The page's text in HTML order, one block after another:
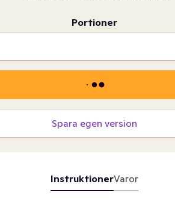
Portioner
Spara egen version
InstruktionerVaror